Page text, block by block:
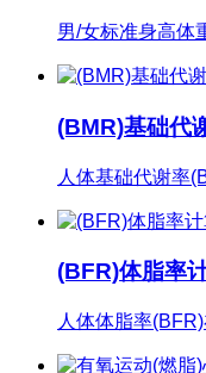
男/女标准身高体
(BMR)基础代
人体基础代谢率
(BFR)体脂率
人体体脂率